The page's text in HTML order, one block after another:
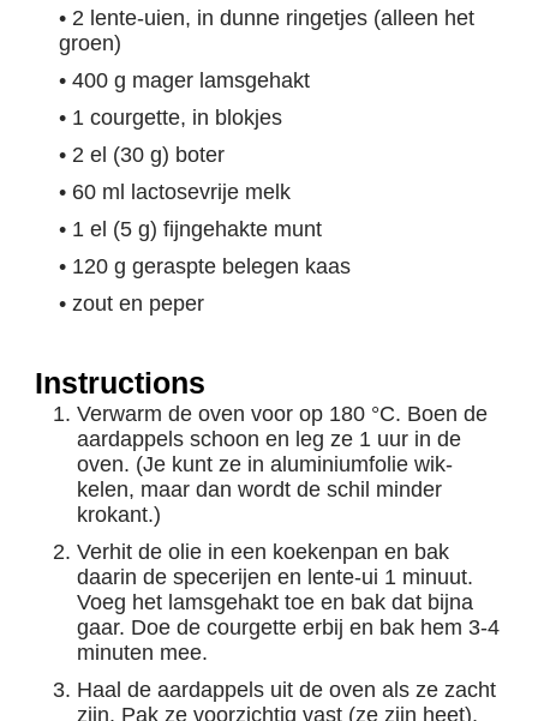
• 2 lente-uien, in dunne ringetjes (alleen het
groen)
• 400 g mager lamsgehakt
• 1 courgette, in blokjes
• 2 el (30 g) boter
• 60 ml lactosevrije melk
• 1 el (5 g) fijngehakte munt
• 120 g geraspte belegen kaas
• zout en peper
Instructions
Verwarm de oven voor op 180 °C. Boen de
aardappels schoon en leg ze 1 uur in de
oven. (Je kunt ze in aluminiumfolie wik­
kelen, maar dan wordt de schil minder
krokant.)
Verhit de olie in een koekenpan en bak
daarin de specerijen en lente-ui 1 minuut.
Voeg het lamsgehakt toe en bak dat bijna
gaar. Doe de courgette erbij en bak hem 3-4
minuten mee.
Haal de aardappels uit de oven als ze zacht
zijn. Pak ze voor­zichtig vast (ze zijn heet),